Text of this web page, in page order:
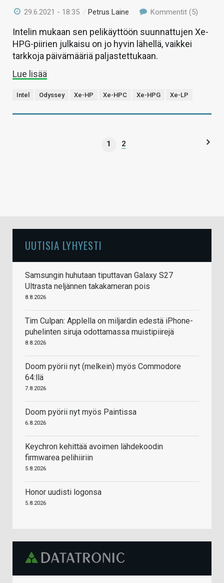
29.6.2021 - 18:35 /Petrus Laine Kommentit (5)
Intelin mukaan sen pelikäyttöön suunnattujen Xe-
HPG-piirien julkaisu on jo hyvin lähellä, vaikkei
tarkkoja päivämääriä paljastettukaan.
Lue lisää
Intel Odyssey Xe-HP Xe-HPC Xe-HPG Xe-LP
1 2
UUTISIA LYHYESTI
Samsungin huhutaan tiputtavan Galaxy S27
Ultrasta neljännen takakameran pois
8.8.2026
Tim Culpan: Applella on miljardin edestä iPhone-
puhelinten siruja odottamassa muistipiirejä
8.8.2026
Doom pyörii nyt (melkein) myös Commodore
64:llä
7.8.2026
Doom pyörii nyt myös Paintissa
6.8.2026
Keychron kehittää avoimen lähdekoodin
firmwarea pelihiiriin
5.8.2026
Honor uudisti logonsa
5.8.2026